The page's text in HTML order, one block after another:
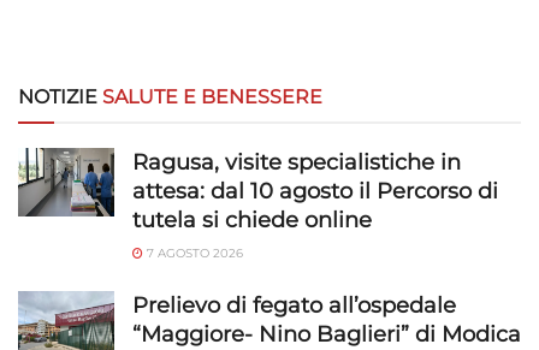
NOTIZIE SALUTE E BENESSERE
Ragusa, visite specialistiche in
attesa: dal 10 agosto il Percorso di
tutela si chiede online
7 AGOSTO 2026
Prelievo di fegato all’ospedale
“Maggiore- Nino Baglieri” di Modica